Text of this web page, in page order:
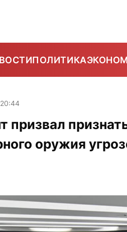
ПОЛИТИКА
20:44
призвал
оружия